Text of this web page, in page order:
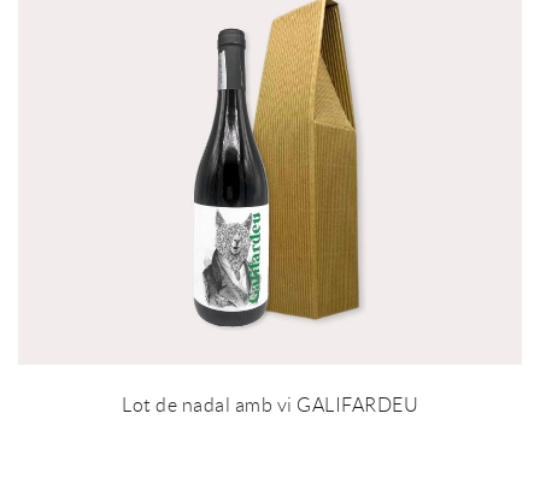
Lot de nadal amb vi GALIFARDEU